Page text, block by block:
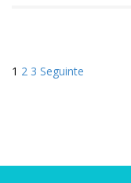
Navegação
1 2 3 Seguinte